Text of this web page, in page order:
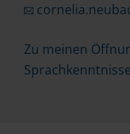
Zu meinen
Sprachkenntnisse